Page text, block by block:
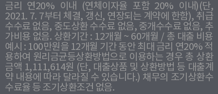
금리 연20% 이내 (연체이자율 포함 20% 이내)(단,
2021. 7. 7부터 체결, 갱신, 연장되는 계약에 한함), 취급
수수료 없음, 중도상환 수수료 없음, 중개수수료 없음, 추
가비용 없음. 상환기간 : 12개월 ~ 60개월 / 총 대출 비용
예시 : 100만원을 12개월 기간 동안 최대 금리 연20% 적
용하여 원리금균등상환방법으로 이용하는 경우 총 상환
금액 1,111,614원 (단, 대출상품 및 상환방법 등 대출계
약 내용에 따라 달라질 수 있습니다.) 채무의 조기상환수
수료율 등 조기상환조건 없음.